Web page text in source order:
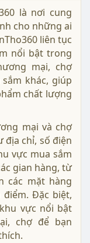
là nơi cung
cho những ai
liên tục
nổi bật trong
mại, chợ
khác, giúp
chất lượng
mại và chợ
địa chỉ, số điện
vực mua sắm
gian hàng, từ
các mặt hàng
Đặc biệt,
vực nổi bật
chợ để bạn